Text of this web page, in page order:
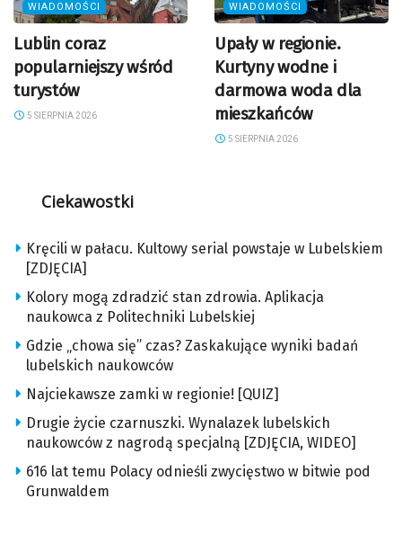
WIADOMOŚCI
Lublin coraz
popularniejszy wśród
turystów
5 SIERPNIA 2026
WIADOMOŚCI
Upały w regionie.
Kurtyny wodne i
darmowa woda dla
mieszkańców
5 SIERPNIA 2026
Ciekawostki
Kręcili w pałacu. Kultowy serial powstaje w Lubelskiem
[ZDJĘCIA]
Kolory mogą zdradzić stan zdrowia. Aplikacja
naukowca z Politechniki Lubelskiej
Gdzie „chowa się” czas? Zaskakujące wyniki badań
lubelskich naukowców
Najciekawsze zamki w regionie! [QUIZ]
Drugie życie czarnuszki. Wynalazek lubelskich
naukowców z nagrodą specjalną [ZDJĘCIA, WIDEO]
616 lat temu Polacy odnieśli zwycięstwo w bitwie pod
Grunwaldem